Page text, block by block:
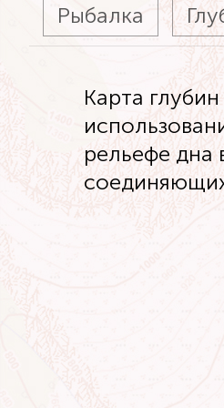
Рыбалка
Карта
рельефе дна